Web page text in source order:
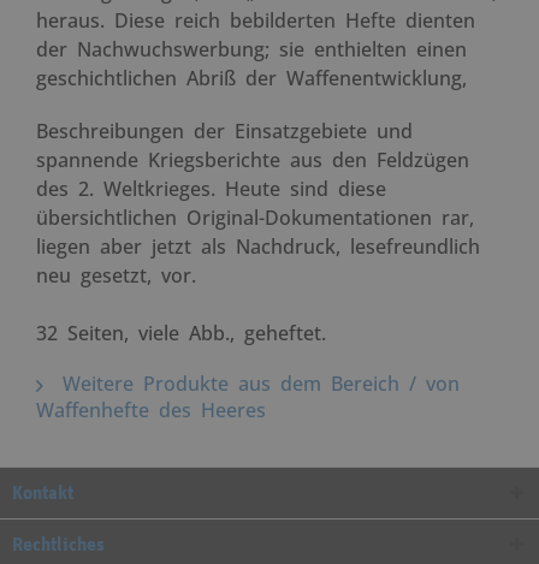
heraus. Diese reich bebilderten Hefte dienten
der Nachwuchswerbung; sie enthielten einen
geschichtlichen Abriß der Waffenentwicklung,
Beschreibungen der Einsatzgebiete und
spannende Kriegsberichte aus den Feldzügen
des 2. Weltkrieges. Heute sind diese
übersichtlichen Original-Dokumentationen rar,
liegen aber jetzt als Nachdruck, lesefreundlich
neu gesetzt, vor.
32 Seiten, viele Abb., geheftet.
Weitere Produkte aus dem Bereich / von
Waffenhefte des Heeres
Kontakt
Rechtliches